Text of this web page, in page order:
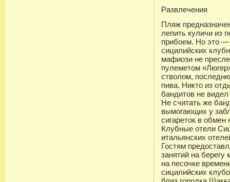
Развлечения
Пляж
лепить куличи из
прибоем. Но это
сицилийских
мафиози не
пулеметом
стволом,
пива. Никто из
бандитов не
Не считать же
вымогающих у
сигареток в обмен
Клубные отели
итальянских
Гостям
занятий на
на песочке
сицилийских